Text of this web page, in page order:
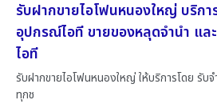
รับฝากขายไอโฟนหนองใหญ่ บริกา
อุปกรณ์ไอที ขายของหลุดจำนำ แ
ไอที
รับฝากขายไอโฟนหนองใหญ่ ให้บริการโดย รับ
ทุกช